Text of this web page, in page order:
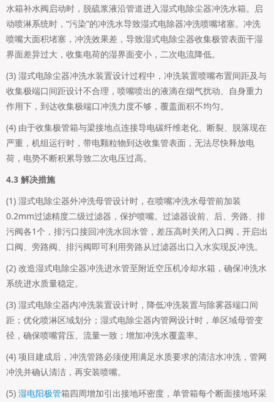
水箱补水阀启动时，脱硫浆液沿管道进入湿式电除尘器冲洗水箱。启
动喷淋系统时，“污染”的冲洗水导致湿式电除器冲洗喷嘴堵塞。冲洗
喷嘴大面积堵塞，冲洗效果差，导致湿式电除尘器收集极管表面干湿
界面差异过大，收集电荷的湿界面变小，二次电流降低。
(3) 湿式电除尘器冲洗水装置设计过程中，冲洗装置喷嘴布置间距及与
收集极端口间距设计不合理，喷嘴喷出的液滴在烟气扰动、自身重力
作用下，到达收集极端口冲洗力度不够，覆盖面积不均匀。
(4) 由于收集极管箱与梁接地点连接导电碳纤维老化、断裂、脱落现在
严重，机组运行时，带电颗粒物到达收集管表面，无法尽快释放电
荷，电势不断积累导致二次电压过高。
4.3 解决措施
(1) 湿式电除尘器外冲洗母管设计时，在喷嘴冲洗水母管前加装
0.2mm过滤精度二级过滤器，保护喷嘴。过滤器设前、后、旁路、排
污阀各1个，排污口接回冲洗水回水管，差压高时关闭入口阀，开启出
口阀、旁路阀、排污阀即可利用旁路从过滤器出口入水实现反冲洗。
(2) 改造湿式电除尘器冲洗进水管至附近空压机冷却水箱，确保冲洗水
系统进水质量稳定。
(3) 湿式电除尘器内冲洗装置设计时，降低冲洗装置与除雾器端口间
距；优化喷淋区域划分；湿式电除尘器内管网设计时，单区域母管变
径，确保喷嘴背压、流量一致；增加冲洗水覆盖率。
(4) 项目建成后，冲洗管路必须使用满足水质要求的清洁水冲洗，管网
冲洗并确认清洁，再安装喷嘴。
(5) 湿电阳极管箱四周增加引出接地环密度，单管箱每个断面接地环采